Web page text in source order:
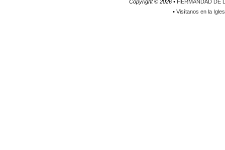
Copyright ©2026 • HERMANDAD DE
•Visítanos en la